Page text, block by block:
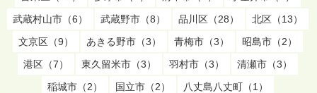
武蔵村山市（6）
武蔵野市（8） 品川区（28）
北区（13）
文京区（9）
あきる野市（3） 青梅市（3）
昭島市（2）
港区（7）
東久留米市（3） 羽村市（3）
清瀬市（3）
稲城市（2）
国立市（2）
八丈島八丈町（1）